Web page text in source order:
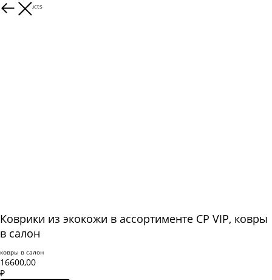
More products
Коврики из экокожи в ассортименте CP VIP, ковры
в салон
ковры в салон
16600,00
₽